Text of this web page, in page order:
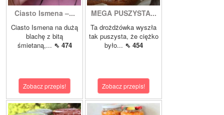
Ciasto Ismena –...
Ciasto Ismena na dużą
blachę z bitą
śmietaną,... ⇖ 474
Zobacz przepis!
MEGA PUSZYSTA...
Ta drożdżówka wyszła
tak puszysta, że ciężko
było... ⇖ 454
Zobacz przepis!